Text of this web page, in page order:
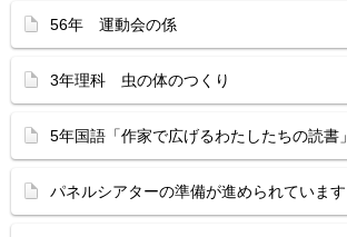
56年 運動会の係
3年理科 虫の体のつくり
5年国語「作家で広げるわたしたちの読書」
パネルシアターの準備が進められています